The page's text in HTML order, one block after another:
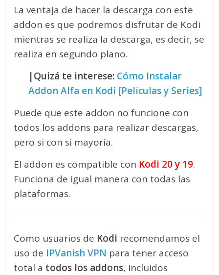
La ventaja de hacer la descarga con este
addon es que podremos disfrutar de Kodi
mientras se realiza la descarga, es decir, se
realiza en segundo plano.
|Quizá te interese: Cómo Instalar
Addon Alfa en Kodi [Películas y Series]
Puede que este addon no funcione con
todos los addons para realizar descargas,
pero si con si mayoría.
El addon es compatible con Kodi 20 y 19.
Funciona de igual manera con todas las
plataformas.
Como usuarios de Kodi recomendamos el
uso de IPVanish VPN para tener acceso
total a todos los addons, incluidos